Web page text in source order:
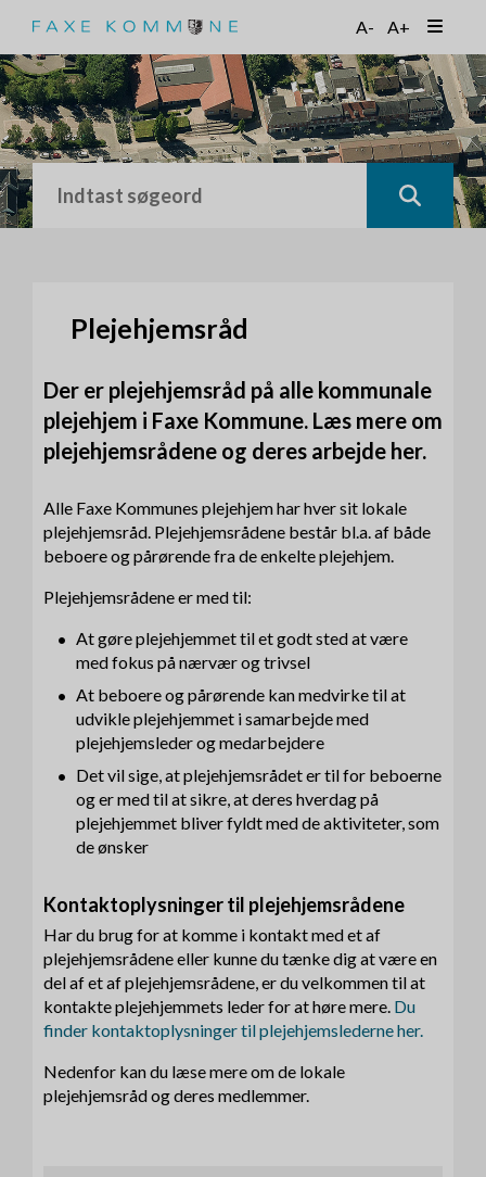
t
i
l
h
o
v
e
d
A- A+
Plejehjemsråd
Der er plejehjemsråd på alle kommunale
plejehjem i Faxe Kommune. Læs mere om
plejehjemsrådene og deres arbejde her.
Alle Faxe Kommunes plejehjem har hver sit lokale
plejehjemsråd. Plejehjemsrådene består bl.a. af både
beboere og pårørende fra de enkelte plejehjem.
Plejehjemsrådene er med til:
At gøre plejehjemmet til et godt sted at være
med fokus på nærvær og trivsel
At beboere og pårørende kan medvirke til at
udvikle plejehjemmet i samarbejde med
plejehjemsleder og medarbejdere
Det vil sige, at plejehjemsrådet er til for beboerne
og er med til at sikre, at deres hverdag på
plejehjemmet bliver fyldt med de aktiviteter, som
de ønsker
Kontaktoplysninger til plejehjemsrådene
Har du brug for at komme i kontakt med et af
plejehjemsrådene eller kunne du tænke dig at være en
del af et af plejehjemsrådene, er du velkommen til at
kontakte plejehjemmets leder for at høre mere. Du
finder kontaktoplysninger til plejehjemslederne her.
Nedenfor kan du læse mere om de lokale
plejehjemsråd og deres medlemmer.